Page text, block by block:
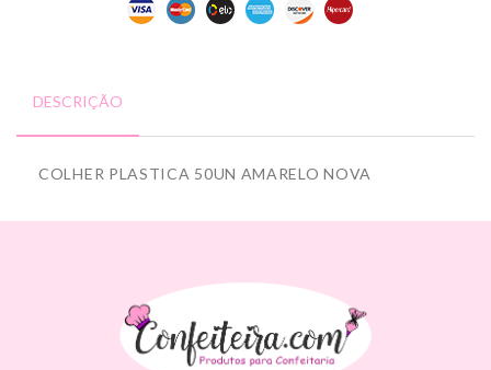
DESCRIÇÃO
COLHER PLASTICA 50UN AMARELO NOVA